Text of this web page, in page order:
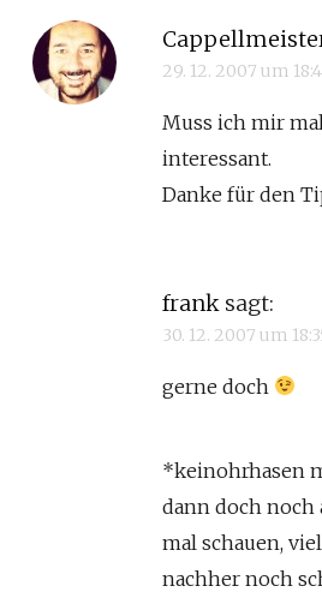
29. 12. 2007 um
Muss ich mir
interessant.
Danke für den
frank sagt:
30. 12. 2007 um
gerne doch
*keinohrhasen
dann doch noch
mal schauen,
nachher noch